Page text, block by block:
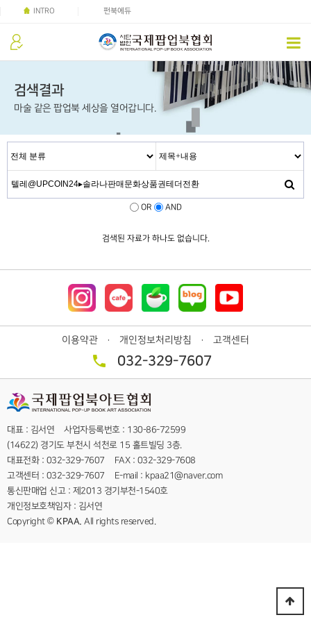
INTRO 펀북에듀
검색결과
마술 같은 팝업북 세상을 열어갑니다.
OR AND
검색된 자료가 하나도 없습니다.
이용약관 ㆍ 개인정보처리방침 ㆍ 고객센터
032-329-7607
대표 : 김서연 사업자등록번호 : 130-86-72599
(14622) 경기도 부천시 석천로 15 홀트빌딩 3층.
대표전화 : 032-329-7607 FAX : 032-329-7608
고객센터 : 032-329-7607 E-mail : kpaa21@naver.com
통신판매업 신고 : 제2013 경기부천-1540호
개인정보호책임자 : 김서연
Copyright © KPAA. All rights reserved.